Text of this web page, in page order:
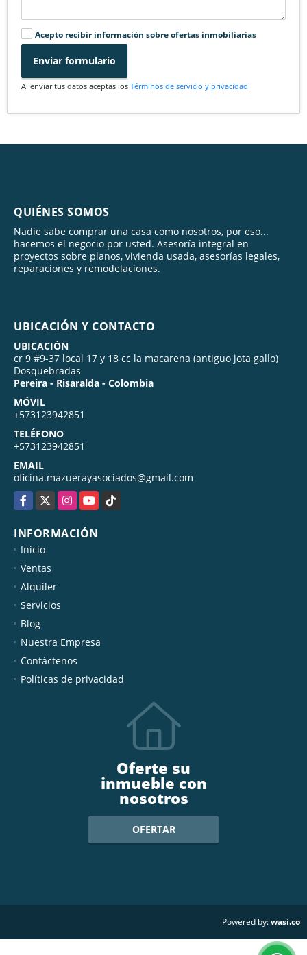
Acepto recibir información sobre ofertas inmobiliarias
Enviar formulario
Al enviar tus datos aceptas los Términos de servicio y privacidad
QUIÉNES SOMOS
Nadie sabe comprar una casa como nosotros, por eso...
hacemos el negocio por usted. Asesoría integral en
proyectos sobre planos, vivienda usada, asesorías legales,
reparaciones y remodelaciones.
UBICACIÓN Y CONTACTO
UBICACIÓN
cr 9 #9-37 local 17 y 18 cc la macarena (antiguo jota gallo)
Dosquebradas
Pereira - Risaralda - Colombia
MÓVIL
+573123942851
TELÉFONO
+573123942851
EMAIL
oficina.mazuerayasociados@gmail.com
Facebook
X InstagramYouTubeTikTok
INFORMACIÓN
Inicio
Ventas
Alquiler
Servicios
Blog
Nuestra Empresa
Contáctenos
Políticas de privacidad
Oferte su
inmueble con
nosotros
OFERTAR
Powered by:wasi.co